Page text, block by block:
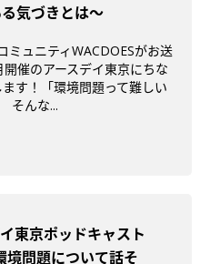
気づきとは〜
ミュニティWACDOESがお送
催のアースデイ東京にちな
す！「環境問題って難しい
そんな...
東京ポッドキャスト
境問題について話そ